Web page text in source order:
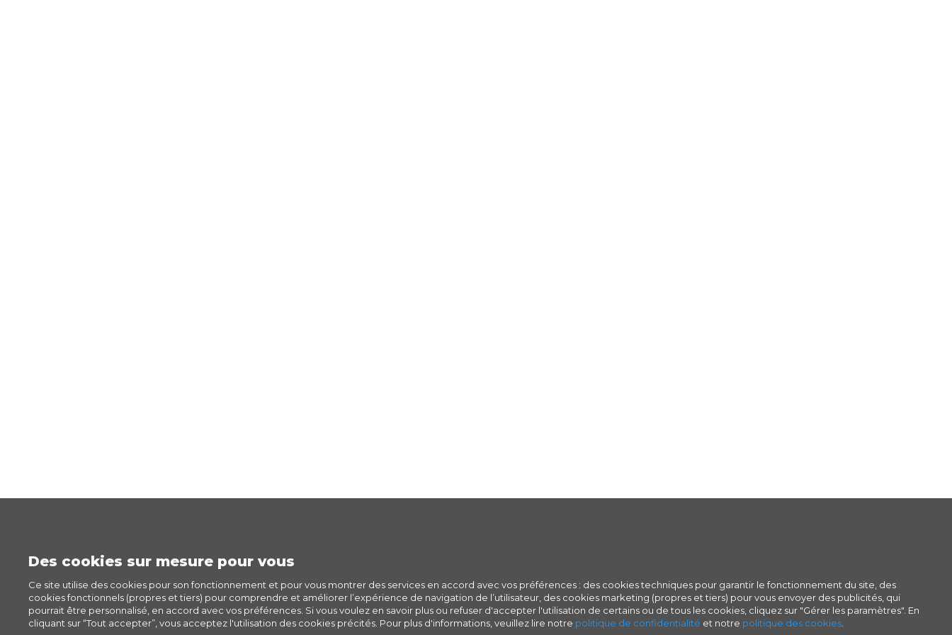
Des cookies sur mesure pour vous
Ce site utilise des cookies pour son fonctionnement et pour vous montrer des services en accord avec vos préférences : des cookies techniques pour garantir le fonctionnement du site, des
cookies fonctionnels (propres et tiers) pour comprendre et améliorer l’expérience de navigation de l’utilisateur, des cookies marketing (propres et tiers) pour vous envoyer des publicités, qui
pourrait être personnalisé, en accord avec vos préférences. Si vous voulez en savoir plus ou refuser d'accepter l'utilisation de certains ou de tous les cookies, cliquez sur "Gérer les paramètres". En
cliquant sur “Tout accepter”, vous acceptez l'utilisation des cookies précités. Pour plus d'informations, veuillez lire notre politique de confidentialité et notre politique des cookies